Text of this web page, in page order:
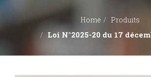
Home Produits
Loi N°2025-20 du 17